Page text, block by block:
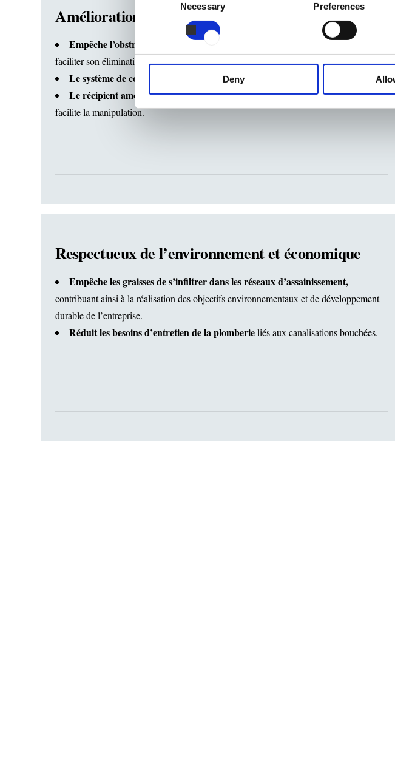
Necessary Preferences
Deny
Amélioration du fonctionnement et de la sécurité
Empêche l’obstruction des canalisations et évacue la graisse
hors du four pour
faciliter son élimination.
Le système de connexion automatiquegarantit un fonctionnement sans faille.
Le récipient amovible destiné à recueillir la graisseévite les déversements et
facilite la manipulation.
Respectueux de l’environnement et économique
Empêche les graisses de s’infiltrer dans les réseaux d’assainissement,
contribuant ainsi à la réalisation des objectifs environnementaux et de développement
durable de l’entreprise.
Réduit les besoins d’entretien de la plomberieliés aux canalisations bouchées.